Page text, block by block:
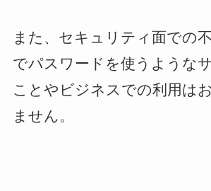
また、セキュリティ面での
でパスワードを使うような
ことやビジネスでの利用は
ません。